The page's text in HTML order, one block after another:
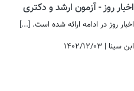
اخبار روز - آزمون ارشد و دکتری
اخبار روز در ادامه ارائه شده است. [...]
۱۴۰۲/۱۲/۰۳ | ابن سینا